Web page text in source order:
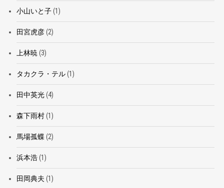
小山いと子(1)
田宮虎彦(2)
上林暁 (3)
タカクラ・テル(1)
田中英光(4)
森下雨村(1)
馬場孤蝶 (2)
浜本浩(1)
田岡典夫 (1)